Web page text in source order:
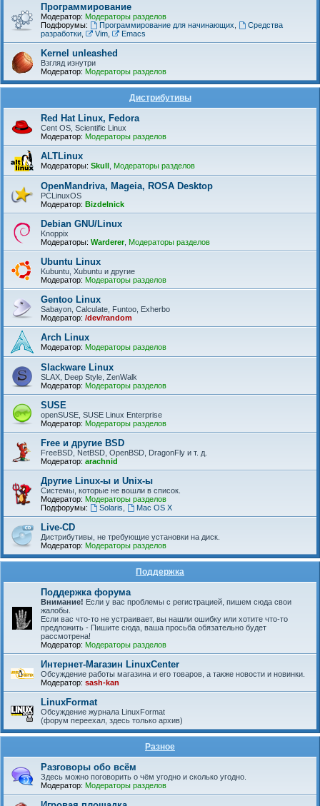
Программирование
Модератор: Модераторы разделов
Подфорумы:
Программирование для начинающих
Средства
разработки
Vim, Emacs
Kernel unleashed
Взгляд изнутри
Модератор: Модераторы разделов
Дистрибутивы
Red Hat Linux, Fedora
Cent OS, Scientific Linux
Модератор: Модераторы разделов
ALTLinux
Модераторы: Skull Модераторы разделов
OpenMandriva, Mageia, ROSA Desktop
PCLinuxOS
Модератор: Bizdelnick
Debian GNU/Linux
Knoppix
Модераторы: Warderer, Модераторы разделов
Ubuntu Linux
Kubuntu, Xubuntu и другие
Модератор: Модераторы разделов
Gentoo Linux
Sabayon, Calculate, Funtoo, Exherbo
Модератор: /dev/random
Arch Linux
Модератор: Модераторы разделов
Slackware Linux
SLAX, Deep Style, ZenWalk
Модератор: Модераторы разделов
SUSE
openSUSE, SUSE Linux Enterprise
Модератор: Модераторы разделов
Free и другие BSD
FreeBSD, NetBSD, OpenBSD, DragonFly и т. д.
Модератор: arachnid
Другие Linux-ы и Unix-ы
Системы, которые не вошли в список.
Модератор: Модераторы разделов
Подфорумы:
Solaris Mac OS X
Live-CD
Дистрибутивы, не требующие установки на диск.
Модератор: Модераторы разделов
Поддержка
Поддержка форума
Внимание! Если у вас проблемы с регистрацией, пишем сюда свои
жалобы.
Если вас что-то не устраивает, вы нашли ошибку или хотите что-то
предложить - Пишите сюда, ваша просьба обязательно будет
рассмотрена!
Модератор: Модераторы разделов
Интернет-Магазин LinuxCenter
Обсуждение работы магазина и его товаров, а также новости и новинки.
Модератор: sash-kan
LinuxFormat
Обсуждение журнала LinuxFormat
(форум переехал, здесь только архив)
Разное
Разговоры обо всём
Здесь можно поговорить о чём угодно и сколько угодно.
Модератор: Модераторы разделов